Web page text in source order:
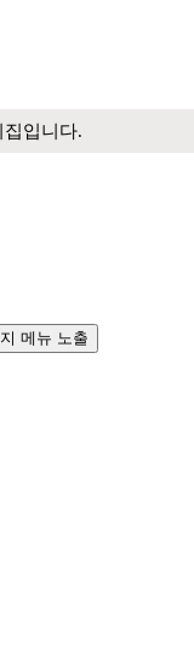
입니다.
메뉴 노출